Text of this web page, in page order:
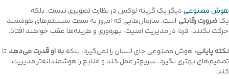
هوش مصنوعیدیگر یک گزینه لوکس در نظارت تصویری نیست، بلکه
یکضرورت رقابتی است. سازمان‌هایی که امروز به سمت سیستم‌های هوشمند
حرکت نکنند، فردا در مدیریت امنیت، بهره‌وری و هزینه‌ها عقب خواهند افتاد.
نکته پایانی: هوش مصنوعی جای انسان را نمی‌گیرد، بلکهبه او قدرت می‌دهد تا
تصمیم‌های بهتری بگیرد، سریع‌تر عمل کند و منابع را هوشمندانه‌تر مدیریت
کند.